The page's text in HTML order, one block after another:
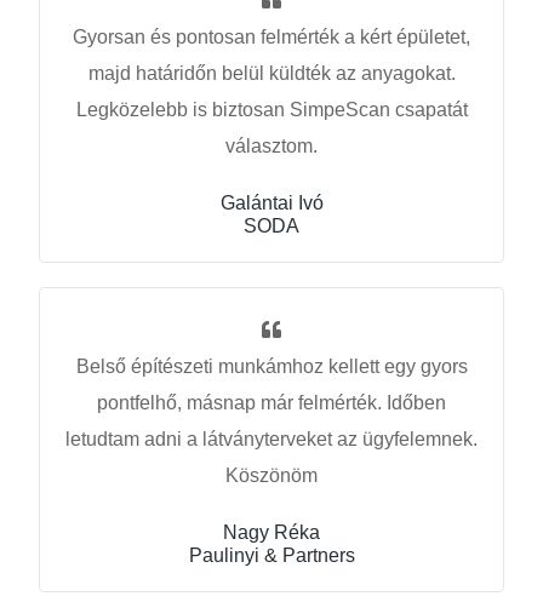
Gyorsan és pontosan felmérték a kért épületet,
majd határidőn belül küldték az anyagokat.
Legközelebb is biztosan SimpeScan csapatát
választom.
Galántai Ivó
SODA
Belső építészeti munkámhoz kellett egy gyors
pontfelhő, másnap már felmérték. Időben
letudtam adni a látványterveket az ügyfelemnek.
Köszönöm
Nagy Réka
Paulinyi & Partners